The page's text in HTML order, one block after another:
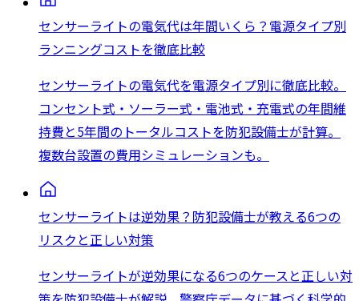
センサーライトの電気代は年間いくら？電源タイプ別
ランニングコストを徹底比較
センサーライトの電気代を電源タイプ別に徹底比較。
コンセント式・ソーラー式・電池式・充電式の年間維
持費と5年間のトータルコストを防犯設備士が計算。
複数台設置の費用シミュレーションも。
センサーライトは逆効果？防犯設備士が教える6つの
リスクと正しい対策
センサーライトが逆効果になる6つのケースと正しい対